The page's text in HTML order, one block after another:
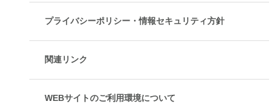
プライバシーポリシー・情報セキュリティ方針
関連リンク
WEBサイトのご利用環境について